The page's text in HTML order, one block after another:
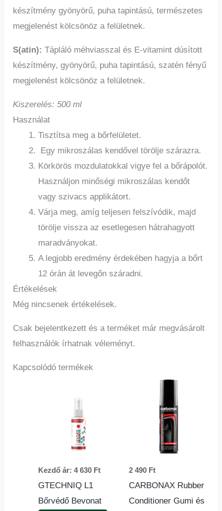
készítmény gyönyörű, puha tapintású, természetes
megjelenést kölcsönöz a felületnek.
S(atin): Tápláló méhviasszal és E-vitamint dúsított
készítmény, gyönyörű, puha tapintású, szatén fényű
megjelenést kölcsönöz a felületnek.
Kiszerelés: 500 ml
Használat
Tisztítsa meg a bőrfelületet.
Egy mikroszálas kendővel törölje szárazra.
Körkörös mozdulatokkal vigye fel a bőrápolót.
Használjon minőségi mikroszálas kendőt
vagy szivacs applikátort.
Várja meg, amíg teljesen felszívódik, majd
törölje vissza az esetlegesen hátrahagyott
maradványokat.
A legjobb eredmény érdekében hagyja a bőrt
12 órán át levegőn száradni.
Értékelések
Még nincsenek értékelések.
Csak bejelentkezett és a terméket már megvásárolt
felhasználók írhatnak véleményt.
Kapcsolódó termékek
Kezdő ár:4 630 Ft
GTECHNIQ L1
Bőrvédő Bevonat
változatok
2 490 Ft
CARBONAX Rubber
Conditioner Gumi és